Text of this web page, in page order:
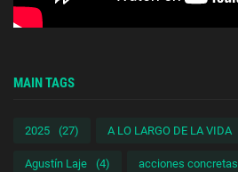
MAIN TAGS
2025 (27) A LO LARGO DE LA VIDA
Agustín Laje (4) acciones concretas